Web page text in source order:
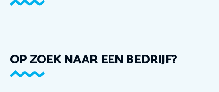
OP ZOEK NAAR EEN BEDRIJF?